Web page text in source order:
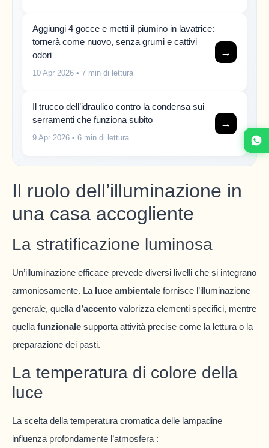
Aggiungi 4 gocce e metti il piumino in lavatrice:
tornerà come nuovo, senza grumi e cattivi
odori
10 Apr 2026 • 7 min di lettura
→
Il trucco dell’idraulico contro la condensa sui
serramenti che funziona subito
9 Apr 2026 • 6 min di lettura
→
Il ruolo dell’illuminazione in
una casa accogliente
La stratificazione luminosa
Un’illuminazione efficace prevede diversi livelli che si integrano
armoniosamente. La luce ambientale fornisce l’illuminazione
generale, quella d’accento valorizza elementi specifici, mentre
quella funzionale supporta attività precise come la lettura o la
preparazione dei pasti.
La temperatura di colore della
luce
La scelta della temperatura cromatica delle lampadine
influenza profondamente l’atmosfera :